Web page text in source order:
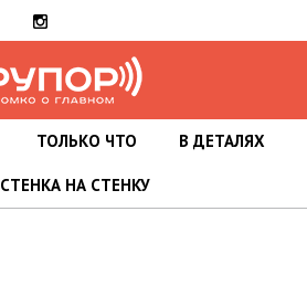
ТОЛЬКО ЧТО В ДЕТАЛЯХ
СТЕНКА НА СТЕНКУ